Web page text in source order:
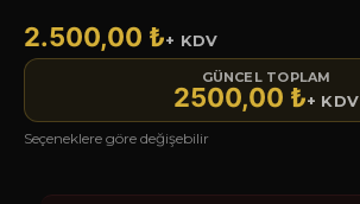
2.500,00 ₺+ KDV
GÜNCEL TOPLAM
2500,00 ₺+ KDV
Seçeneklere göre değişebilir